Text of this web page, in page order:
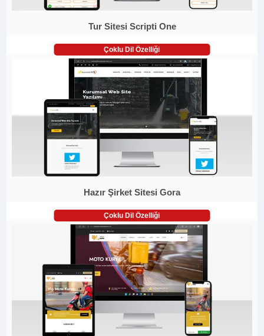
Tur Sitesi Scripti One
Çoklu Dil Özelliği
Hazır Şirket Sitesi Gora
Çoklu Dil Özelliği